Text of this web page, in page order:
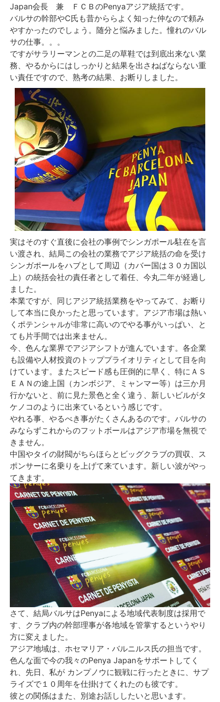
Japan会長 兼 ＦＣＢのPenyaアジア統括です。
バルサの幹部やC氏も昔かららよく知った仲なので頼み
やすかったのでしょう。随分と悩みました。憧れのバル
サの仕事。。。
ですがサラリーマンとの二足の草鞋では到底出来ない業
務、やるからにはしっかりと結果を出さねばならない重
い責任ですので、熟考の結果、お断りしました。
実はそのすぐ直後に会社の事例でシンガポール駐在を言
い渡され、結局この会社の業務でアジア統括の命を受け
シンガポールをハブとして周辺（カバー国は３０カ国以
上）の統括会社の責任者として着任、今丸二年が経過し
ました。
本業ですが、同じアジア統括業務をやってみて、お断り
して本当に良かったと思っています。アジア市場は熱い
くポテンシャルが非常に高いのでやる事がいっぱい、と
ても片手間では出来ません。
今、色んな業界でアジアシフトが進んでいます。各企業
も設備や人材投資のトッププライオリティとして目を向
けています。またスピード感も圧倒的に早く、特にＡＳ
ＥＡＮの途上国（カンボジア、ミャンマー等）は三か月
行かないと、前に見た景色と全く違う、新しいビルがタ
ケノコのように出来ているという感じです。
やれる事、やるべき事がたくさんあるのです。バルサの
みならずこれからのフットボールはアジア市場を無視で
きません。
中国やタイの財閥がちらほらとビッグクラブの買収、ス
ポンサーに名乗りを上げて来ています。新しい波がやっ
てきます。
さて、結局バルサはPenyaによる地域代表制度は採用で
す、クラブ内の幹部理事が各地域を管掌するというやり
方に変えました。
アジア地域は、ホセマリア・バルニルス氏の担当です。
色んな面で今の我々のPenya Japanをサポートしてく
れ、先日、私が カンプノウに観戦に行ったときに、サプ
ライズで１０周年を仕掛けてくれたのも彼です。
彼との関係はまた、別途お話ししたいと思います。